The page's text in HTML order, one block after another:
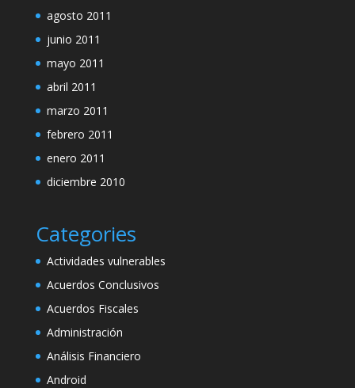
agosto 2011
junio 2011
mayo 2011
abril 2011
marzo 2011
febrero 2011
enero 2011
diciembre 2010
Categories
Actividades vulnerables
Acuerdos Conclusivos
Acuerdos Fiscales
Administración
Análisis Financiero
Android